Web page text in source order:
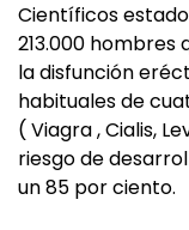
Científicos
213.000
la disfunción
habituales de
( Viagra , Cialis,
riesgo de
un 85 por ciento.